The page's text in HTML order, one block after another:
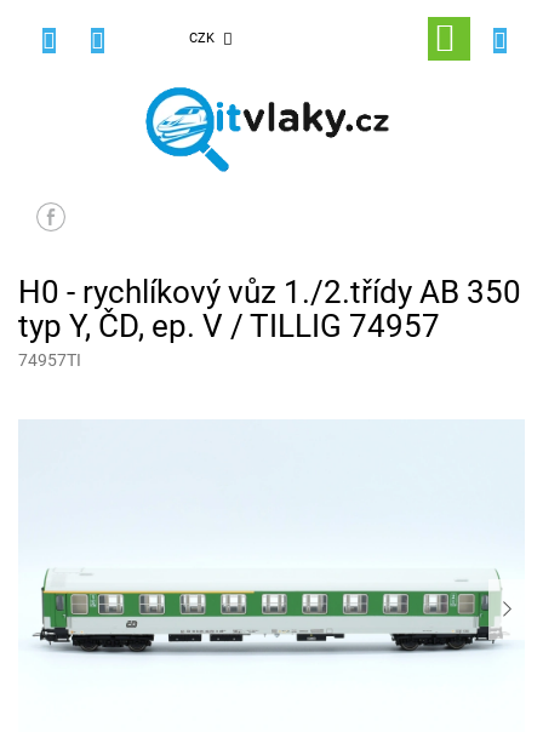
CZK
NÁKUPNÍ
KOŠÍK
H0 - rychlíkový vůz 1./2.třídy AB 350
typ Y, ČD, ep. V / TILLIG 74957
74957TI